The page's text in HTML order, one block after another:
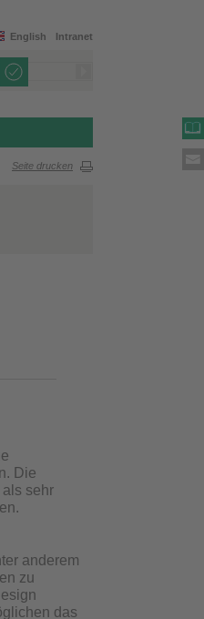
Intranet
English
Seite drucken
Die
sehr
anderem
zu
das